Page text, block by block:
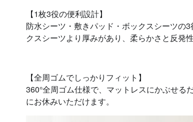
【1枚3役の便利設計】
防水シーツ・敷きパッド・ボックスシーツの
クスシーツより厚みがあり、柔らかさと反発
【全周ゴムでしっかりフィット】
360°全周ゴム仕様で、マットレスにかぶせ
にお休みいただけます。